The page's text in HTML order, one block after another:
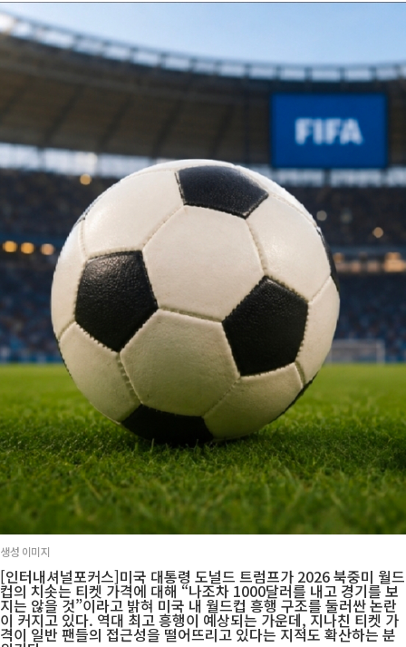
생성 이미지
[인터내셔널포커스]미국 대통령 도널드 트럼프가 2026 북중미 월드
컵의 치솟는 티켓 가격에 대해 “나조차 1000달러를 내고 경기를 보
지는 않을 것”이라고 밝혀 미국 내 월드컵 흥행 구조를 둘러싼 논란
이 커지고 있다. 역대 최고 흥행이 예상되는 가운데, 지나친 티켓 가
격이 일반 팬들의 접근성을 떨어뜨리고 있다는 지적도 확산하는 분